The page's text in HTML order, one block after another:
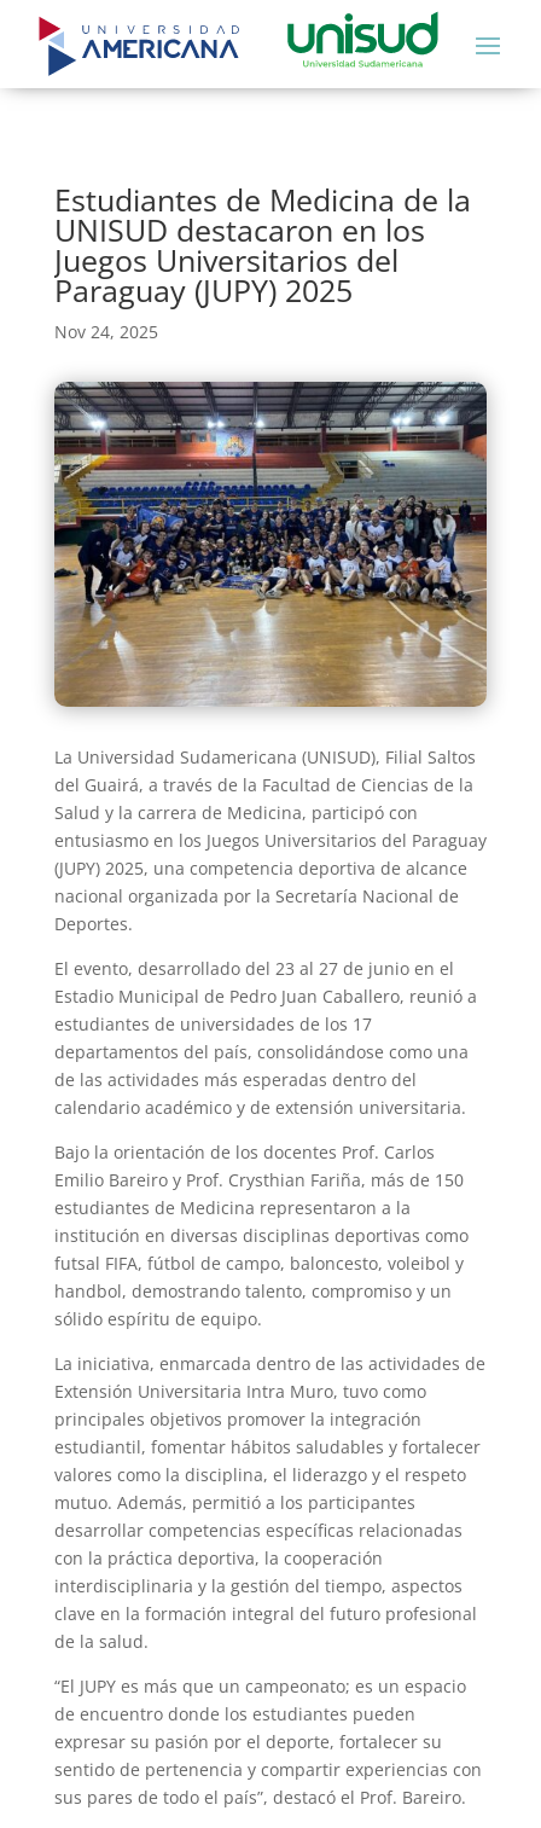
Estudiantes de Medicina de la
UNISUD destacaron en los
Juegos Universitarios del
Paraguay (JUPY) 2025
Nov 24, 2025
La Universidad Sudamericana (UNISUD), Filial Saltos
del Guairá, a través de la Facultad de Ciencias de la
Salud y la carrera de Medicina, participó con
entusiasmo en los Juegos Universitarios del Paraguay
(JUPY) 2025, una competencia deportiva de alcance
nacional organizada por la Secretaría Nacional de
Deportes.
El evento, desarrollado del 23 al 27 de junio en el
Estadio Municipal de Pedro Juan Caballero, reunió a
estudiantes de universidades de los 17
departamentos del país, consolidándose como una
de las actividades más esperadas dentro del
calendario académico y de extensión universitaria.
Bajo la orientación de los docentes Prof. Carlos
Emilio Bareiro y Prof. Crysthian Fariña, más de 150
estudiantes de Medicina representaron a la
institución en diversas disciplinas deportivas como
futsal FIFA, fútbol de campo, baloncesto, voleibol y
handbol, demostrando talento, compromiso y un
sólido espíritu de equipo.
La iniciativa, enmarcada dentro de las actividades de
Extensión Universitaria Intra Muro, tuvo como
principales objetivos promover la integración
estudiantil, fomentar hábitos saludables y fortalecer
valores como la disciplina, el liderazgo y el respeto
mutuo. Además, permitió a los participantes
desarrollar competencias específicas relacionadas
con la práctica deportiva, la cooperación
interdisciplinaria y la gestión del tiempo, aspectos
clave en la formación integral del futuro profesional
de la salud.
“El JUPY es más que un campeonato; es un espacio
de encuentro donde los estudiantes pueden
expresar su pasión por el deporte, fortalecer su
sentido de pertenencia y compartir experiencias con
sus pares de todo el país”, destacó el Prof. Bareiro.